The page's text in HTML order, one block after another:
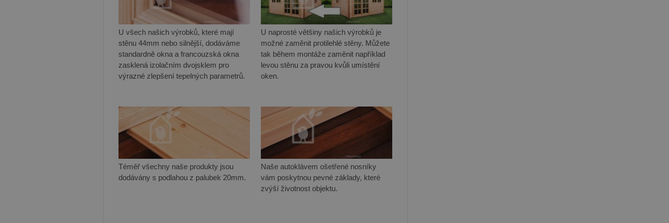
U všech našich výrobků, které mají
stěnu 44mm nebo silnější, dodáváme
standardně okna a francouzská okna
zasklená izolačním dvojsklem pro
výrazné zlepšení tepelných parametrů.
U naprosté většiny našich výrobků je
možné zaměnit protilehlé stěny. Můžete
tak během montáže zaměnit například
levou stěnu za pravou kvůli umístění
oken.
Téměř všechny naše produkty jsou
dodávány s podlahou z palubek 20mm.
Naše autoklávem ošetřené nosníky
vám poskytnou pevné základy, které
zvýší životnost objektu.